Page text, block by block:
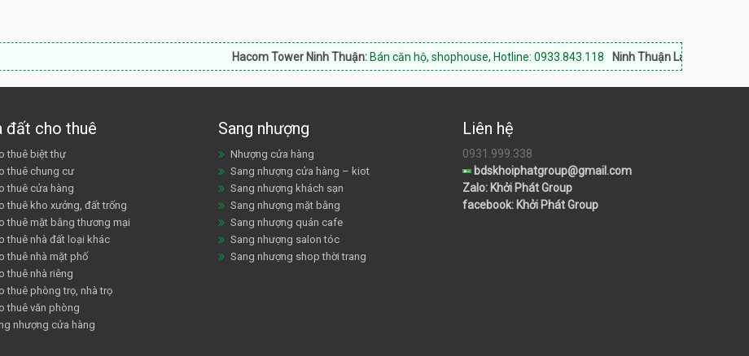
Hacom Tower Ninh Thuận:Bán căn hộ, shophouse, Hotline: 0933.843.118 Ninh Thuận Land:Chuyên bất động
đất cho thuê
thuê biệt thự
thuê chung cư
thuê cửa hàng
thuê kho xưởng, đất trống
thuê mặt bằng thương mại
thuê nhà đất loại khác
thuê nhà mặt phố
thuê nhà riêng
thuê phòng trọ, nhà trọ
thuê văn phòng
nhượng cửa hàng
Sang nhượng
Nhượng cửa hàng
Sang nhượng cửa hàng – kiot
Sang nhượng khách sạn
Sang nhượng mặt bằng
Sang nhượng quán cafe
Sang nhượng salon tóc
Sang nhượng shop thời trang
Liên hệ
0931.999.338
bdskhoiphatgroup@gmail.com
Zalo: Khởi Phát Group
facebook: Khởi Phát Group